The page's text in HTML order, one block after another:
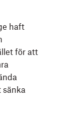
haft
för att
sänka